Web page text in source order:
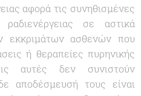
αφορά τις συνηθισμένες
ραδιενέργειας σε αστικά
εκκριμάτων ασθενών που
ή θεραπείες πυρηνικής
αυτές δεν συνιστούν
αποδέσμευσή τους είναι